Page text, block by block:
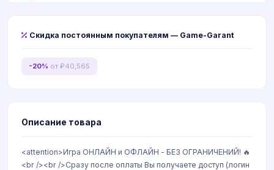
Скидка постоянным покупателям — Game-Garant
-20% от ₽40,565
Описание товара
<attention>Игра ОНЛАЙН и ОФЛАЙН - БЕЗ ОГРАНИЧЕНИЙ! 🔥
<br /><br />Сразу после оплаты Вы получаете доступ (логин